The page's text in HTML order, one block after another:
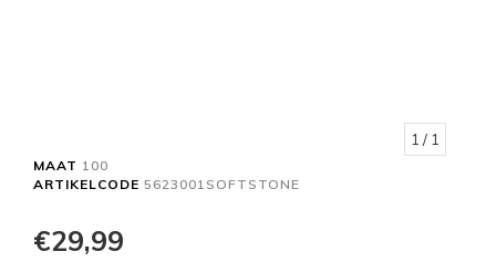
1 / 1
MAAT 100
ARTIKELCODE 5623001SOFTSTONE
€29,99